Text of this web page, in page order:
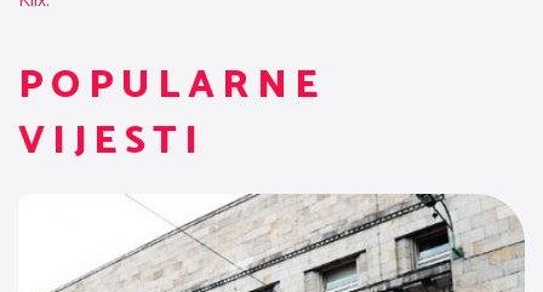
POPULARNE
VIJESTI